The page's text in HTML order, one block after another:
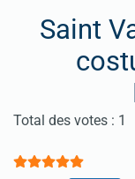
Saint
Vote utilisateur:5/
Total des votes : 1